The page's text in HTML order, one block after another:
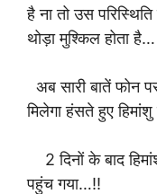
है ना तो उस
थोड़ा मुश्किल होता
अब सारी बातें फोन
मिलेगा हंसते हुए हिमांशु
2 दिनों के बाद
पहुंच गया…!!